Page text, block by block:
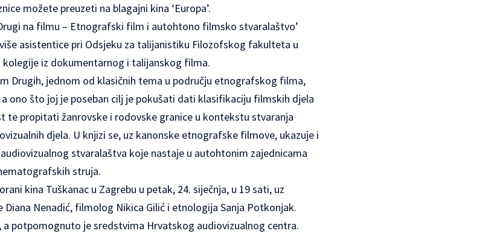
možete preuzeti na blagajni kina ‘Europa’.
na filmu – Etnografski film i autohtono filmsko stvaralaštvo’
asistentice pri Odsjeku za talijanistiku Filozofskog fakulteta u
iz dokumentarnog i talijanskog filma.
Drugih, jednom od klasičnih tema u području etnografskog filma,
ono što joj je poseban cilj je pokušati dati klasifikaciju filmskih djela
te propitati žanrovske i rodovske granice u kontekstu stvaranja
djela. U knjizi se, uz kanonske etnografske filmove, ukazuje i
stvaralaštva koje nastaje u autohtonim zajednicama
struja.
kina Tuškanac u Zagrebu u petak, 24. siječnja, u 19 sati, uz
Nenadić, filmolog Nikica Gilić i etnologija Sanja Potkonjak.
a potpomognuto je sredstvima Hrvatskog audiovizualnog centra.